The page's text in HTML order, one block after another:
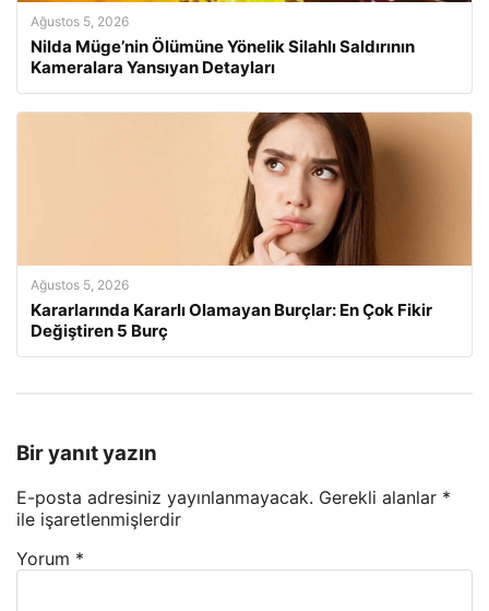
Ağustos 5, 2026
Nilda Müge’nin Ölümüne Yönelik Silahlı Saldırının
Kameralara Yansıyan Detayları
Ağustos 5, 2026
Kararlarında Kararlı Olamayan Burçlar: En Çok Fikir
Değiştiren 5 Burç
Bir yanıt yazın
E-posta adresiniz yayınlanmayacak. Gerekli alanlar *
ile işaretlenmişlerdir
Yorum *